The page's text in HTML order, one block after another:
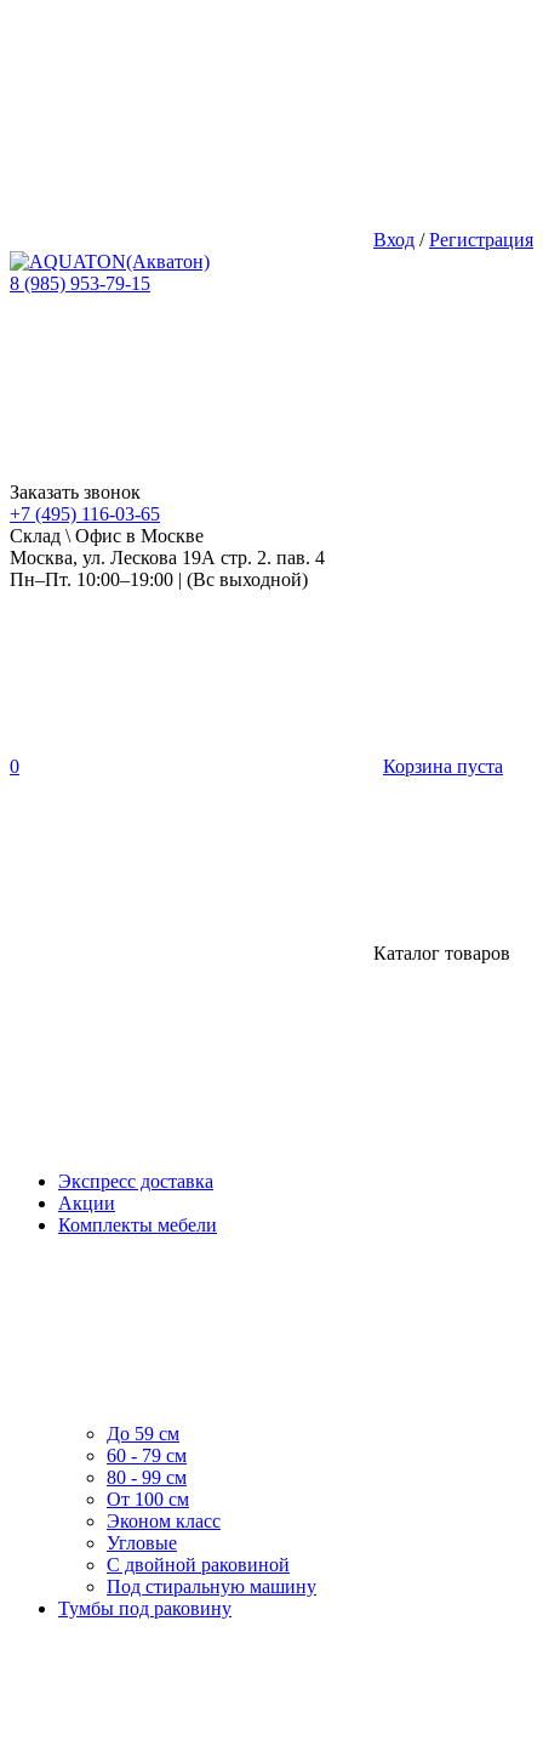
Вход /Регистрация
8 (985) 953-79-15
Заказать звонок
+7 (495) 116-03-65
Склад \ Офис в Москве
Москва, ул. Лескова 19А стр. 2. пав. 4
Пн–Пт. 10:00–19:00 | (Вс выходной)
0 Корзина пуста
Каталог товаров
Экспресс доставка
Акции
Комплекты мебели
До 59 см
60 - 79 см
80 - 99 см
От 100 см
Эконом класс
Угловые
С двойной раковиной
Под стиральную машину
Тумбы под раковину